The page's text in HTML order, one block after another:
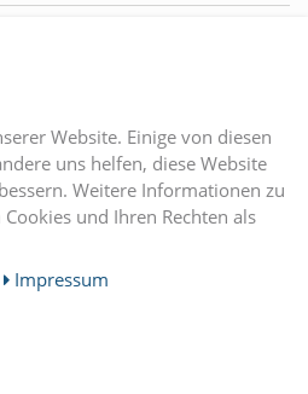
Website. Einige von diesen
uns helfen, diese Website
Weitere Informationen zu
und Ihren Rechten als
Impressum